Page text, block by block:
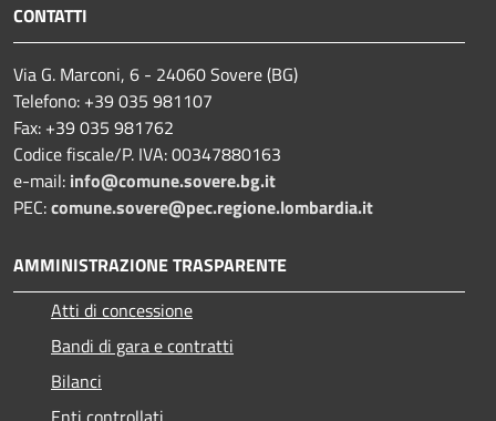
CONTATTI
Via G. Marconi, 6 - 24060 Sovere (BG)
Telefono: +39 035 981107
Fax: +39 035 981762
Codice fiscale/P. IVA: 00347880163
e-mail: info@comune.sovere.bg.it
PEC:comune.sovere@pec.regione.lombardia.it
AMMINISTRAZIONE TRASPARENTE
Atti di concessione
Bandi di gara e contratti
Bilanci